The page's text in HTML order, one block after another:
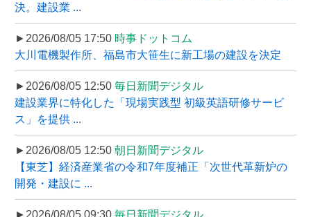
決。建設業 ...
►2026/08/05 17:50 時事ドットコム
大川電機製作所、福島市大笹生に新工場の建設を決定
►2026/08/05 12:50 毎日新聞デジタル
建設業界に特化した「現場実践型 初級英語研修サービ
ス」を提供 ...
►2026/08/05 12:50 朝日新聞デジタル
【東芝】経済産業省の令和7年度補正「次世代革新炉の
開発・建設に ...
►2026/08/05 09:30 毎日新聞デジタル